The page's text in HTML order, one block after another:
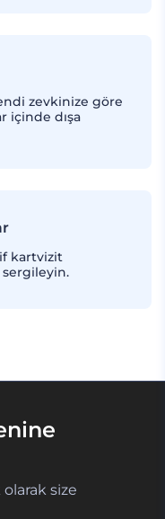
zevkinize göre
içinde dışa
kartvizit
size